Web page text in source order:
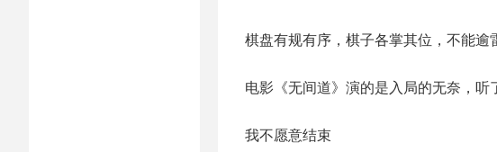
棋盘有规有序，棋子各掌其位，不能逾
电影《无间道》演的是入局的无奈，听
我不愿意结束